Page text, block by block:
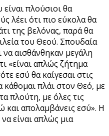
είναι πλούσιοι θα
λέει ότι πιο εύκολα θα
της βελόνας, παρά θα
του Θεού. Σπουδαία
αισθάνθηκαν μεγάλη
«είναι απλώς ζήτημα
εσύ θα καίγεσαι στις
κάθομαι πλάι στον Θεό, με
πλούτη, με όλες τις
και απολαμβάνεις εσύ». Η
είναι απλώς μια